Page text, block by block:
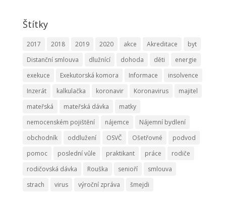
Štítky
2017 2018 2019 2020 akce Akreditace
byt
Distanční smlouva
dlužnící dohoda děti
energie
exekuce
Exekutorská komora Informace
insolvence
Inzerát
kalkulačka koronavir Koronavirus
majitel
mateřská
mateřská dávka
matky
nemocenském pojištění
nájemce
Nájemní bydlení
obchodník
oddlužení OSVČ Ošetřovné
podvod
pomoc
poslední vůle praktikant práce
rodiče
rodičovská dávka
Rouška senioří
smlouva
strach
virus výroční zpráva šmejdi